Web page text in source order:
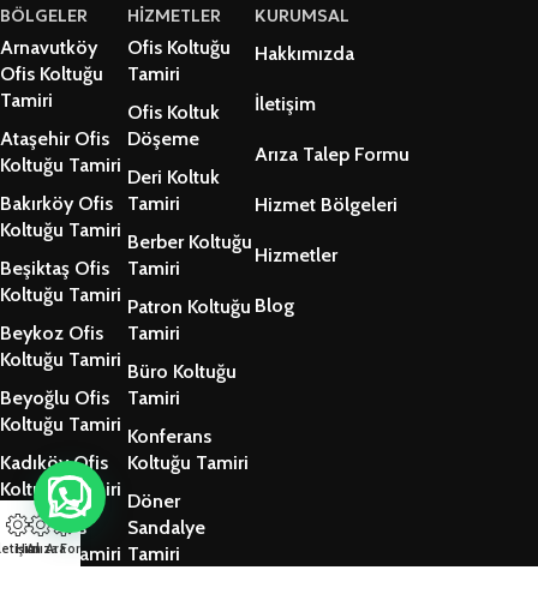
BÖLGELER
Arnavutköy
Ofis Koltuğu
Tamiri
Ataşehir Ofis
Koltuğu Tamiri
Bakırköy Ofis
Koltuğu Tamiri
Beşiktaş Ofis
Koltuğu Tamiri
Beykoz Ofis
Koltuğu Tamiri
Beyoğlu Ofis
Koltuğu Tamiri
Kadıköy Ofis
Koltuğu Tamiri
Kartal Ofis
Koltuğu Tamiri
HİZMETLER
Ofis Koltuğu
Tamiri
Ofis Koltuk
Döşeme
Deri Koltuk
Tamiri
Berber Koltuğu
Tamiri
Patron Koltuğu
Tamiri
Büro Koltuğu
Tamiri
Konferans
Koltuğu Tamiri
Döner
Sandalye
Tamiri
KURUMSAL
Hakkımızda
İletişim
Arıza Talep Formu
Hizmet Bölgeleri
Hizmetler
Blog
Hızlı Ara
Arıza Formu